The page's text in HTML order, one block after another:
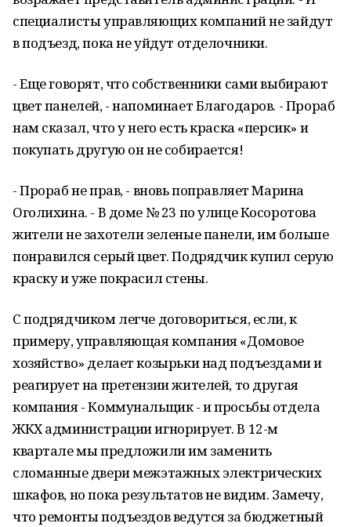
специалисты управляющих компаний не зайдут
в подъезд, пока не уйдут отделочники.
- Еще говорят, что собственники сами выбирают
цвет панелей, - напоминает Благодаров. - Прораб
нам сказал, что у него есть краска «персик» и
покупать другую он не собирается!
- Прораб не прав, - вновь поправляет Марина
Оголихина. - В доме № 23 по улице Косоротова
жители не захотели зеленые панели, им больше
понравился серый цвет. Подрядчик купил серую
краску и уже покрасил стены.
С подрядчиком легче договориться, если, к
примеру, управляющая компания «Домовое
хозяйство» делает козырьки над подъездами и
реагирует на претензии жителей, то другая
компания - Коммунальщик - и просьбы отдела
ЖКХ администрации игнорирует. В 12-м
квартале мы предложили им заменить
сломанные двери межэтажных электрических
шкафов, но пока результатов не видим. Замечу,
что ремонты подъездов ведутся за бюджетный